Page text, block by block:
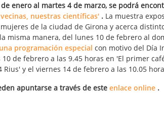
enero al martes 4 de marzo, se podrá
nuestras científicas' . La muestra
de la ciudad de Girona y acerca
misma manera, del lunes 10 de febrero al
una programación especial con motivo del Día
de febrero a las 9.45 horas en 'El primer
Rius' y el viernes 14 de febrero a las 10.05
apuntarse a través de este enlace online .